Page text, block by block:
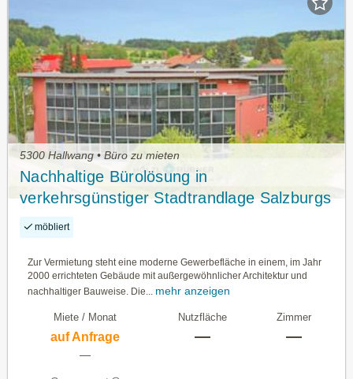
5300 Hallwang • Büro zu mieten
Nachhaltige Bürolösung in
verkehrsgünstiger Stadtrandlage Salzburgs
zu vermieten
möbliert
Zur Vermietung steht eine moderne Gewerbefläche in einem, im Jahr
2000 errichteten Gebäude mit außergewöhnlicher Architektur und
nachhaltiger Bauweise. Die...
mehr anzeigen
Miete / Monat
auf Anfrage
—
Nutzfläche
—
Zimmer
—